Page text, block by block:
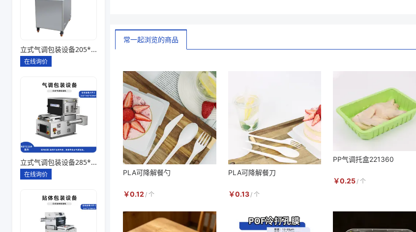
立式气调包装设备205*145*85一出四
在线询价
立式气调包装设备285*180*80一出一
在线询价
常一起浏览的商品
PLA可降解餐勺
￥0.12 / 个
PLA可降解餐刀
￥0.13 / 个
PP气调托盒221360
￥0.25 / 个